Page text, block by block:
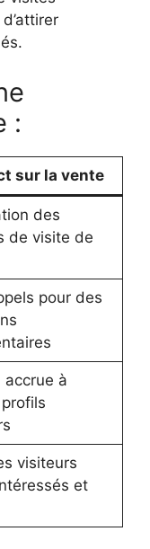
:
sur la vente
des
de visite de
pour des
accrue à
visiteurs
et